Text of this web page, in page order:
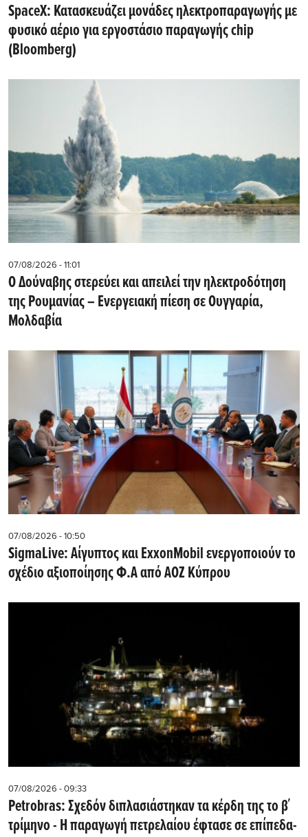
SpaceX: Κατασκευάζει μονάδες ηλεκτροπαραγωγής με
φυσικό αέριο για εργοστάσιο παραγωγής chip
(Bloomberg)
07/08/2026 - 11:01
Ο Δούναβης στερεύει και απειλεί την ηλεκτροδότηση
της Ρουμανίας – Ενεργειακή πίεση σε Ουγγαρία,
Μολδαβία
07/08/2026 - 10:50
SigmaLive: Αίγυπτος και ExxonMobil ενεργοποιούν το
σχέδιο αξιοποίησης Φ.Α από ΑΟΖ Κύπρου
07/08/2026 - 09:33
Petrobras: Σχεδόν διπλασιάστηκαν τα κέρδη της το β΄
τρίμηνο - Η παραγωγή πετρελαίου έφτασε σε επίπεδα-